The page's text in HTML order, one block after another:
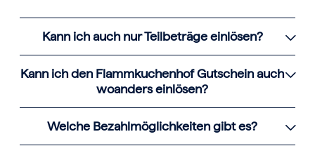
Kann ich auch nur Teilbeträge einlösen?
Kann ich den Flammkuchenhof Gutschein auch
woanders einlösen?
Welche Bezahlmöglichkeiten gibt es?